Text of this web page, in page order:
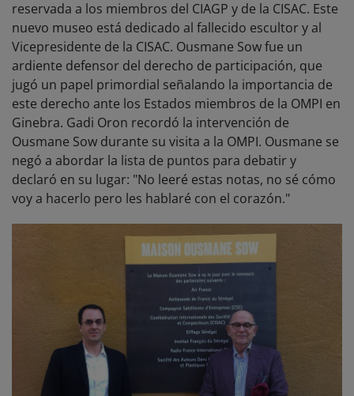
reservada a los miembros del CIAGP y de la CISAC. Este
nuevo museo está dedicado al fallecido escultor y al
Vicepresidente de la CISAC. Ousmane Sow fue un
ardiente defensor del derecho de participación, que
jugó un papel primordial señalando la importancia de
este derecho ante los Estados miembros de la OMPI en
Ginebra. Gadi Oron recordó la intervención de
Ousmane Sow durante su visita a la OMPI. Ousmane se
negó a abordar la lista de puntos para debatir y
declaró en su lugar: "No leeré estas notas, no sé cómo
voy a hacerlo pero les hablaré con el corazón."